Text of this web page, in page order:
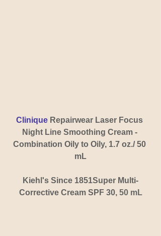
Clinique Repairwear Laser Focus
Night Line Smoothing Cream -
Combination Oily to Oily, 1.7 oz./ 50
mL
Kiehl's Since 1851Super Multi-
Corrective Cream SPF 30, 50 mL